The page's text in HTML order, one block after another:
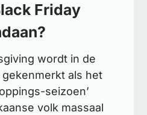
Friday
wordt in de
als het
seizoen’
volk massaal